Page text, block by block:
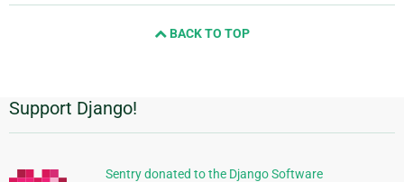
BACK TO TOP
추
가
정
Support Django!
Sentry donated to the Django Software